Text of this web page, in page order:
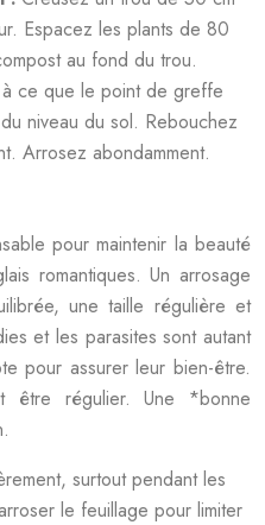
Espacez les plants de 80
au fond du trou.
ce que le point de greffe
niveau du sol. Rebouchez
Arrosez abondamment.
pour maintenir la beauté
romantiques. Un arrosage
une taille régulière et
et les parasites sont autant
pour assurer leur bien-être.
être régulier. Une *bonne
surtout pendant les
le feuillage pour limiter